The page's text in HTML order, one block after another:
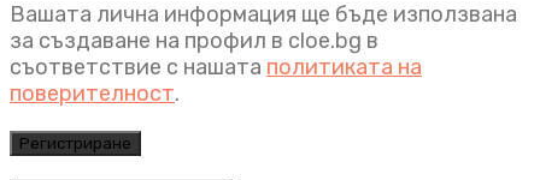
Вашата лична информация ще бъде използвана
за създаване на профил в cloe.bg в
съответствие с нашата политиката на
поверителност.
Регистриране